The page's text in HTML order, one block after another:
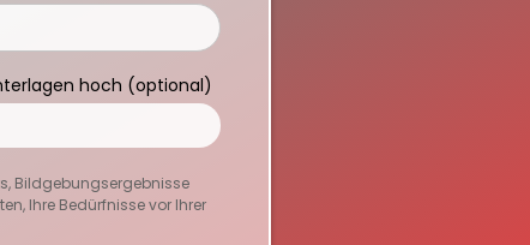
hoch (optional)
Bildgebungsergebnisse
Ihre Bedürfnisse vor Ihrer